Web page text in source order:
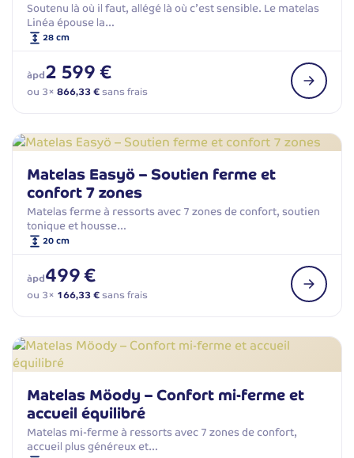
Soutenu là où il faut, allégé là où c’est sensible. Le matelas
Linéa épouse la…
28 cm
àpd2 599 €
ou 3× 866,33 €sans frais
Matelas Easyö – Soutien ferme et
confort 7 zones
Matelas ferme à ressorts avec 7 zones de confort, soutien
tonique et housse…
20 cm
àpd499 €
ou 3× 166,33 €sans frais
Matelas Möody – Confort mi-ferme et
accueil équilibré
Matelas mi-ferme à ressorts avec 7 zones de confort,
accueil plus généreux et…